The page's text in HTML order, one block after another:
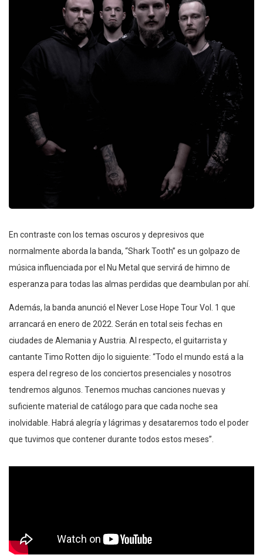
En contraste con los temas oscuros y depresivos que
normalmente aborda la banda, “Shark Tooth” es un golpazo de
música influenciada por el Nu Metal que servirá de himno de
esperanza para todas las almas perdidas que deambulan por ahí.
Además, la banda anunció el Never Lose Hope Tour Vol. 1 que
arrancará en enero de 2022. Serán en total seis fechas en
ciudades de Alemania y Austria. Al respecto, el guitarrista y
cantante Timo Rotten dijo lo siguiente: “Todo el mundo está a la
espera del regreso de los conciertos presenciales y nosotros
tendremos algunos. Tenemos muchas canciones nuevas y
suficiente material de catálogo para que cada noche sea
inolvidable. Habrá alegría y lágrimas y desataremos todo el poder
que tuvimos que contener durante todos estos meses”.